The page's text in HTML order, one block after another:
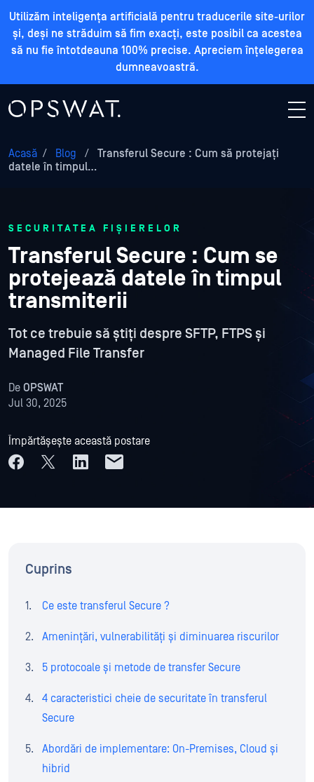
Utilizăm inteligența artificială pentru traducerile site-urilor
și, deși ne străduim să fim exacți, este posibil ca acestea
să nu fie întotdeauna 100% precise. Apreciem înțelegerea
dumneavoastră.
Acasă / Blog /
Transferul Secure : Cum să protejați
datele în timpul…
SECURITATEA FIȘIERELOR
Transferul Secure : Cum se
protejează datele în timpul
transmiterii
Tot ce trebuie să știți despre SFTP, FTPS și
Managed File Transfer
De OPSWAT
Jul 30, 2025
Împărtășește această postare
Cuprins
Ce este transferul Secure ?
Amenințări, vulnerabilități și diminuarea riscurilor
5 protocoale și metode de transfer Secure
4 caracteristici cheie de securitate în transferul
Secure
Abordări de implementare: On-Premises, Cloud și
hibrid